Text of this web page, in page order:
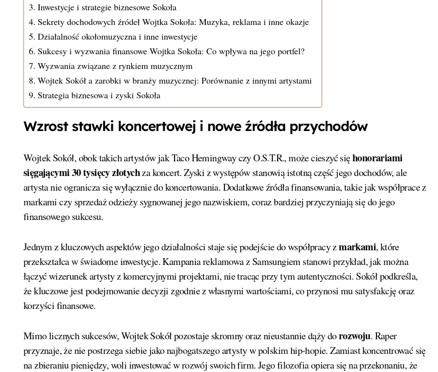
Inwestycje i strategie biznesowe Sokoła
Sekrety dochodowych źródeł Wojtka Sokoła: Muzyka, reklama i inne okazje
Działalność okołomuzyczna i inne inwestycje
Sukcesy i wyzwania finansowe Wojtka Sokoła: Co wpływa na jego portfel?
Wyzwania związane z rynkiem muzycznym
Wojtek Sokół a zarobki w branży muzycznej: Porównanie z innymi artystami
Strategia biznesowa i zyski Sokoła
Wzrost stawki koncertowej i nowe źródła przychodów
Wojtek Sokół, obok takich artystów jak Taco Hemingway czy O.S.T.R., może cieszyć sięhonorariami
sięgającymi 30 tysięcy złotychza koncert. Zyski z występów stanowią istotną część jego dochodów, ale
artysta nie ogranicza się wyłącznie do koncertowania. Dodatkowe źródła finansowania, takie jak współprace z
markami czy sprzedaż odzieży sygnowanej jego nazwiskiem, coraz bardziej przyczyniają się do jego
finansowego sukcesu.
Jednym z kluczowych aspektów jego działalności staje się podejście do współpracy zmarkami, które
przekształca w świadome inwestycje. Kampania reklamowa z Samsungiem stanowi przykład, jak można
łączyć wizerunek artysty z komercyjnymi projektami, nie tracąc przy tym autentyczności. Sokół podkreśla,
że kluczowe jest podejmowanie decyzji zgodnie z własnymi wartościami, co przynosi mu satysfakcję oraz
korzyści finansowe.
Mimo licznych sukcesów, Wojtek Sokół pozostaje skromny oraz nieustannie dąży dorozwoju. Raper
przyznaje, że nie postrzega siebie jako najbogatszego artysty w polskim hip-hopie. Zamiast koncentrować się
na zbieraniu pieniędzy, woli inwestować w rozwój swoich firm. Jego filozofia opiera się na przekonaniu, że